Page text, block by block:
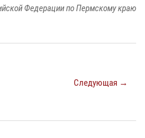
Федерации по Пермскому краю
Следующая →